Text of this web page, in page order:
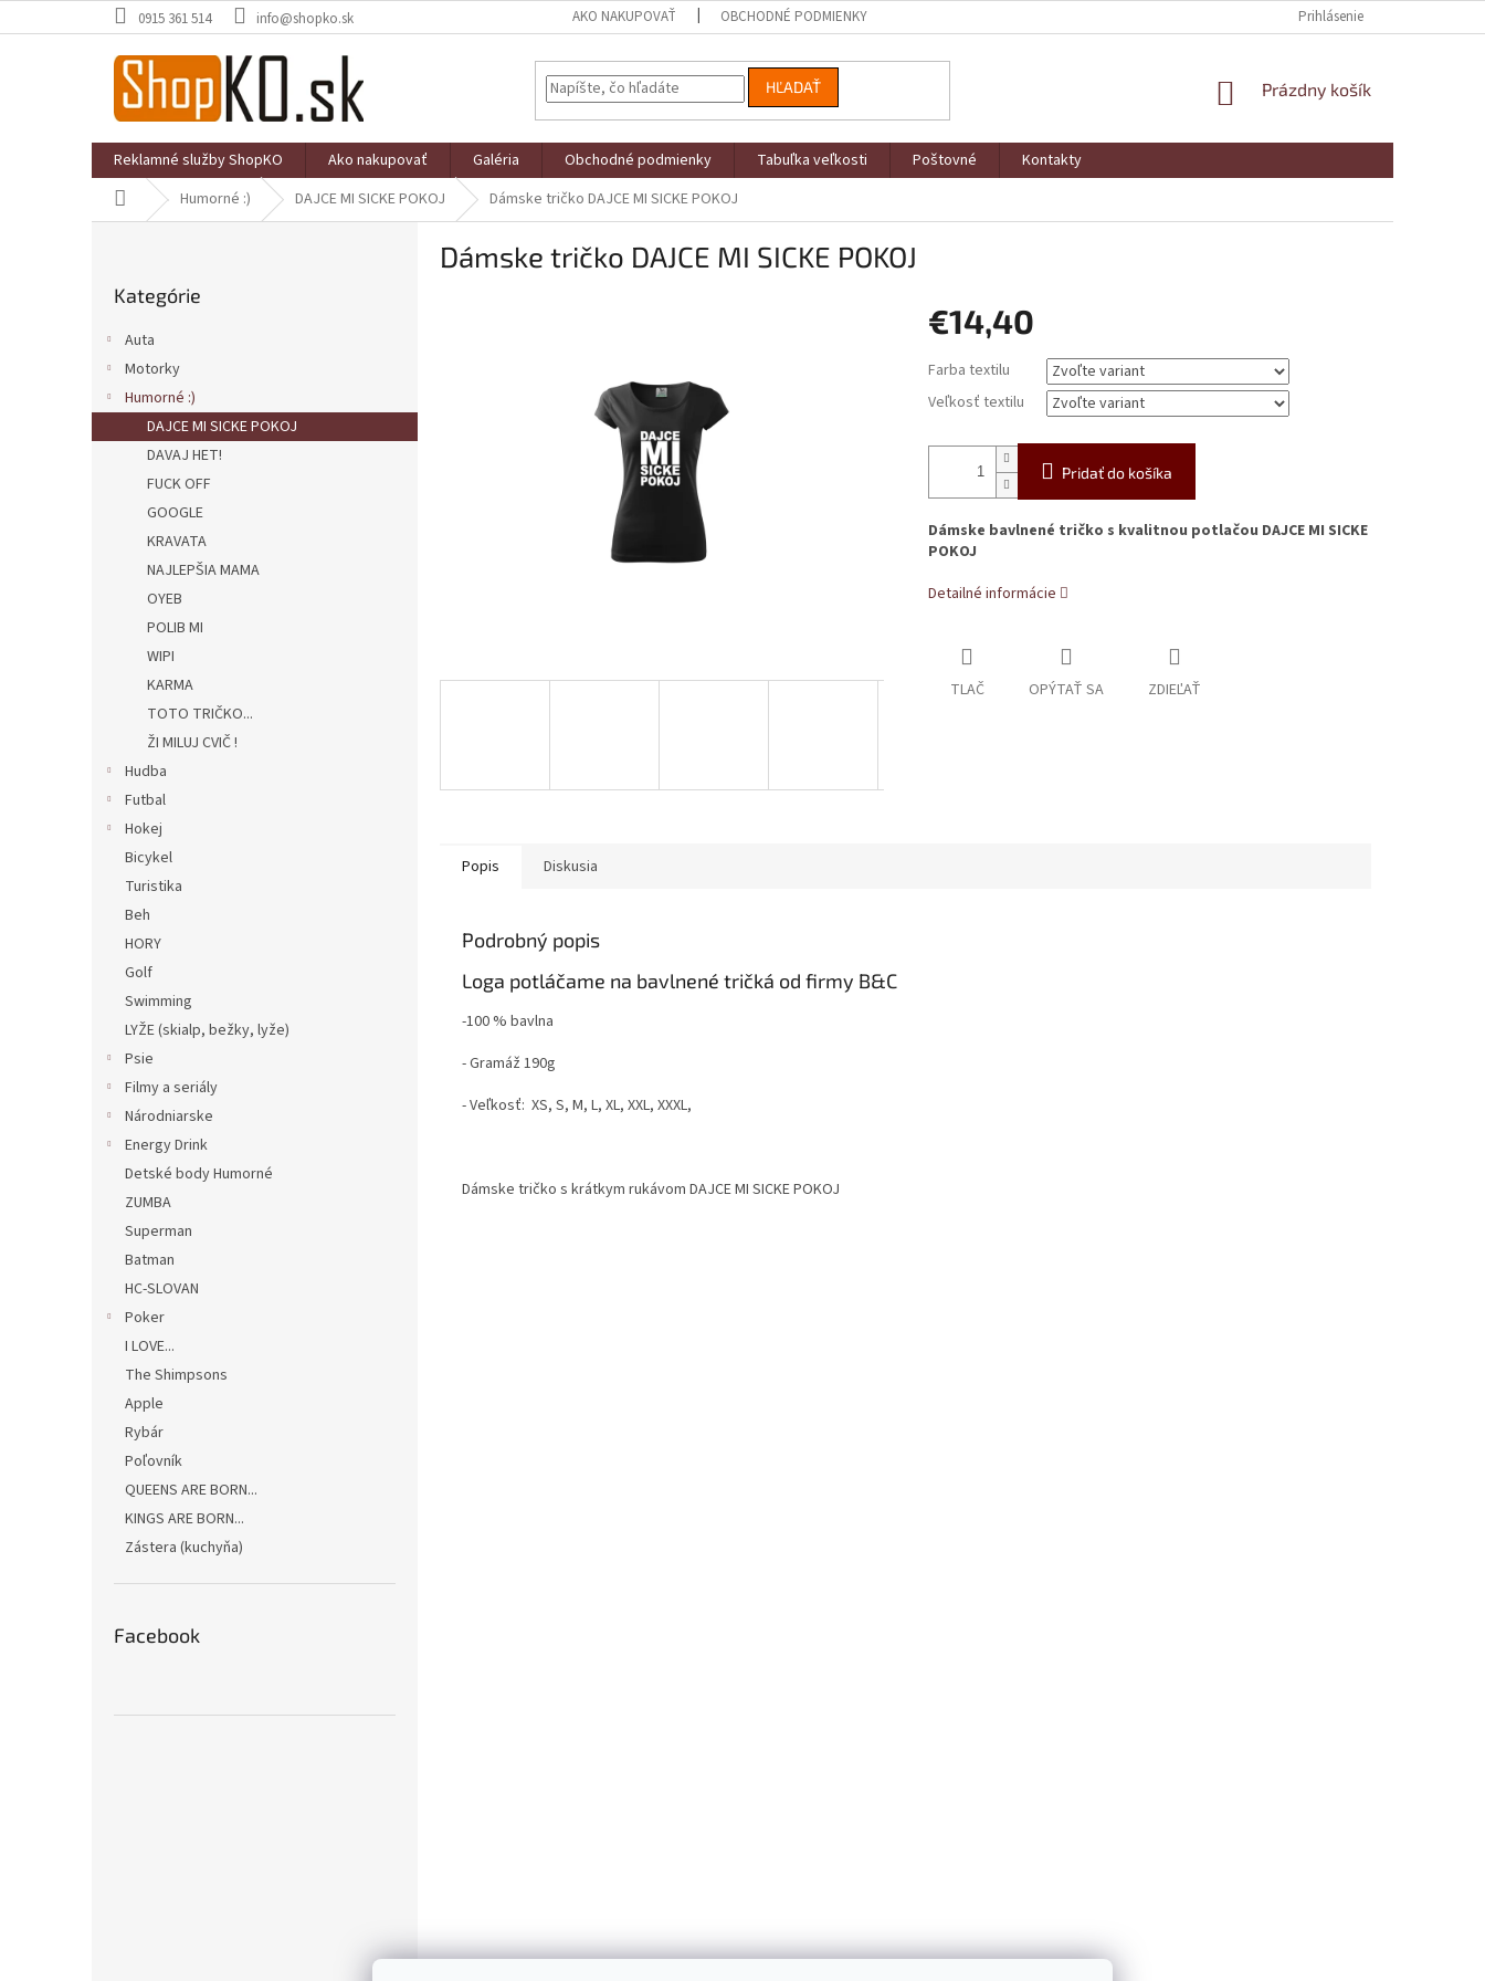
na
0915 361 514 info@shopko.sk AKO NAKUPOVAŤ OBCHODNÉ PODMIENKY Prihlásenie
HĽADAŤ
NÁKUPNÝ
Prázdny košík
Reklamné služby ShopKO Ako nakupovať Galéria Obchodné podmienky Tabuľka veľkosti Poštovné
Kontakty
DomovHumorné :) DAJCE MI SICKE POKOJ Dámske tričko DAJCE MI SICKE POKOJ
kategórie
Kategórie
Auta
Motorky
Humorné :)
DAJCE MI SICKE POKOJ
DAVAJ HET!
FUCK OFF
GOOGLE
KRAVATA
NAJLEPŠIA MAMA
OYEB
POLIB MI
WIPI
KARMA
TOTO TRIČKO...
ŽI MILUJ CVIČ !
Hudba
Futbal
Hokej
Bicykel
Turistika
Beh
HORY
Golf
Swimming
LYŽE (skialp, bežky, lyže)
Psie
Filmy a seriály
Národniarske
Energy Drink
Detské body Humorné
ZUMBA
Superman
Batman
HC-SLOVAN
Poker
I LOVE...
The Shimpsons
Apple
Rybár
Poľovník
QUEENS ARE BORN...
KINGS ARE BORN...
Zástera (kuchyňa)
Facebook
Dámske tričko DAJCE MI SICKE POKOJ
€14,40
cena:
Farba textilu
Veľkosť textilu
Pridať do košíka
Dámske bavlnené tričko s kvalitnou potlačou DAJCE MI SICKE
POKOJ
Detailné informácie
TLAČ OPÝTAŤ SA ZDIEĽAŤ
Popis Diskusia
Podrobný popis
Loga potláčame na bavlnené tričká od firmy B&C
-100 % bavlna
- Gramáž 190g
- Veľkosť: XS, S, M, L, XL, XXL, XXXL,
Dámske tričko s krátkym rukávom DAJCE MI SICKE POKOJ